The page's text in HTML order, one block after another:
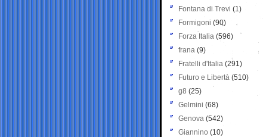
Fontana di Trevi (1)
Formigoni (90)
Forza Italia (596)
frana (9)
Fratelli d'Italia (291)
Futuro e Libertà (510)
g8 (25)
Gelmini (68)
Genova (542)
Giannino (10)